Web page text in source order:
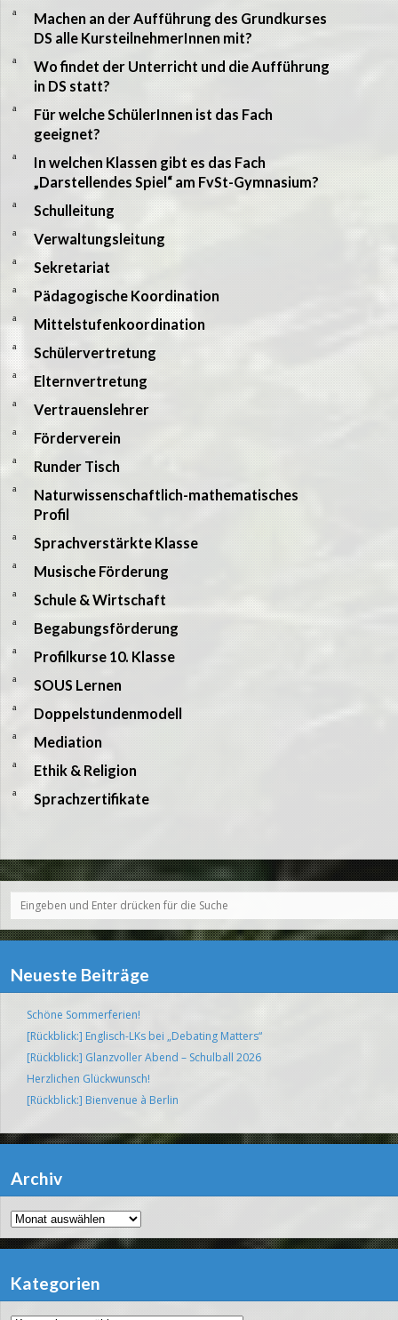
a
Machen an der Aufführung des Grundkurses
DS alle KursteilnehmerInnen mit?
a
Wo findet der Unterricht und die Aufführung
in DS statt?
a
Für welche SchülerInnen ist das Fach
geeignet?
a
In welchen Klassen gibt es das Fach
„Darstellendes Spiel“ am FvSt-Gymnasium?
a Schulleitung
a Verwaltungsleitung
a Sekretariat
a Pädagogische Koordination
a Mittelstufenkoordination
a Schülervertretung
a Elternvertretung
a Vertrauenslehrer
a Förderverein
a Runder Tisch
a
Naturwissenschaftlich-mathematisches
Profil
a Sprachverstärkte Klasse
a Musische Förderung
a Schule & Wirtschaft
a Begabungsförderung
a Profilkurse 10. Klasse
a SOUS Lernen
a Doppelstundenmodell
a Mediation
a Ethik & Religion
a Sprachzertifikate
Neueste Beiträge
Schöne Sommerferien!
[Rückblick:] Englisch-LKs bei „Debating Matters“
[Rückblick:] Glanzvoller Abend – Schulball 2026
Herzlichen Glückwunsch!
[Rückblick:] Bienvenue à Berlin
Archiv
Archiv
Kategorien